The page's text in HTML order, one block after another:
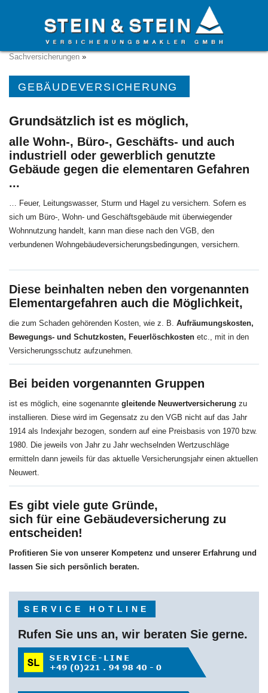
» Versicherungen»Betriebliche Versicherungen »
Sachversicherungen »
GEBÄUDEVERSICHERUNG
Grundsätzlich ist es möglich,
alle Wohn-, Büro-, Geschäfts- und auch
industriell oder gewerblich genutzte
Gebäude gegen die elementaren Gefahren
...
… Feuer, Leitungswasser, Sturm und Hagel zu versichern. Sofern es
sich um Büro-, Wohn- und Geschäftsgebäude mit überwiegender
Wohnnutzung handelt, kann man diese nach den VGB, den
verbundenen Wohngebäudeversicherungsbedingungen, versichern.
Diese beinhalten neben den vorgenannten
Elementargefahren auch die Möglichkeit,
die zum Schaden gehörenden Kosten, wie z. B. Aufräumungskosten,
Bewegungs- und Schutzkosten, Feuerlöschkosten etc., mit in den
Versicherungsschutz aufzunehmen.
Bei beiden vorgenannten Gruppen
ist es möglich, eine sogenannte gleitende Neuwertversicherung zu
installieren. Diese wird im Gegensatz zu den VGB nicht auf das Jahr
1914 als Indexjahr bezogen, sondern auf eine Preisbasis von 1970 bzw.
1980. Die jeweils von Jahr zu Jahr wechselnden Wertzuschläge
ermitteln dann jeweils für das aktuelle Versicherungsjahr einen aktuellen
Neuwert.
Es gibt viele gute Gründe,
sich für eine Gebäudeversicherung zu
entscheiden!
Profitieren Sie von unserer Kompetenz und unserer Erfahrung und
lassen Sie sich persönlich beraten.
SERVICE HOTLINE
Rufen Sie uns an, wir beraten Sie gerne.